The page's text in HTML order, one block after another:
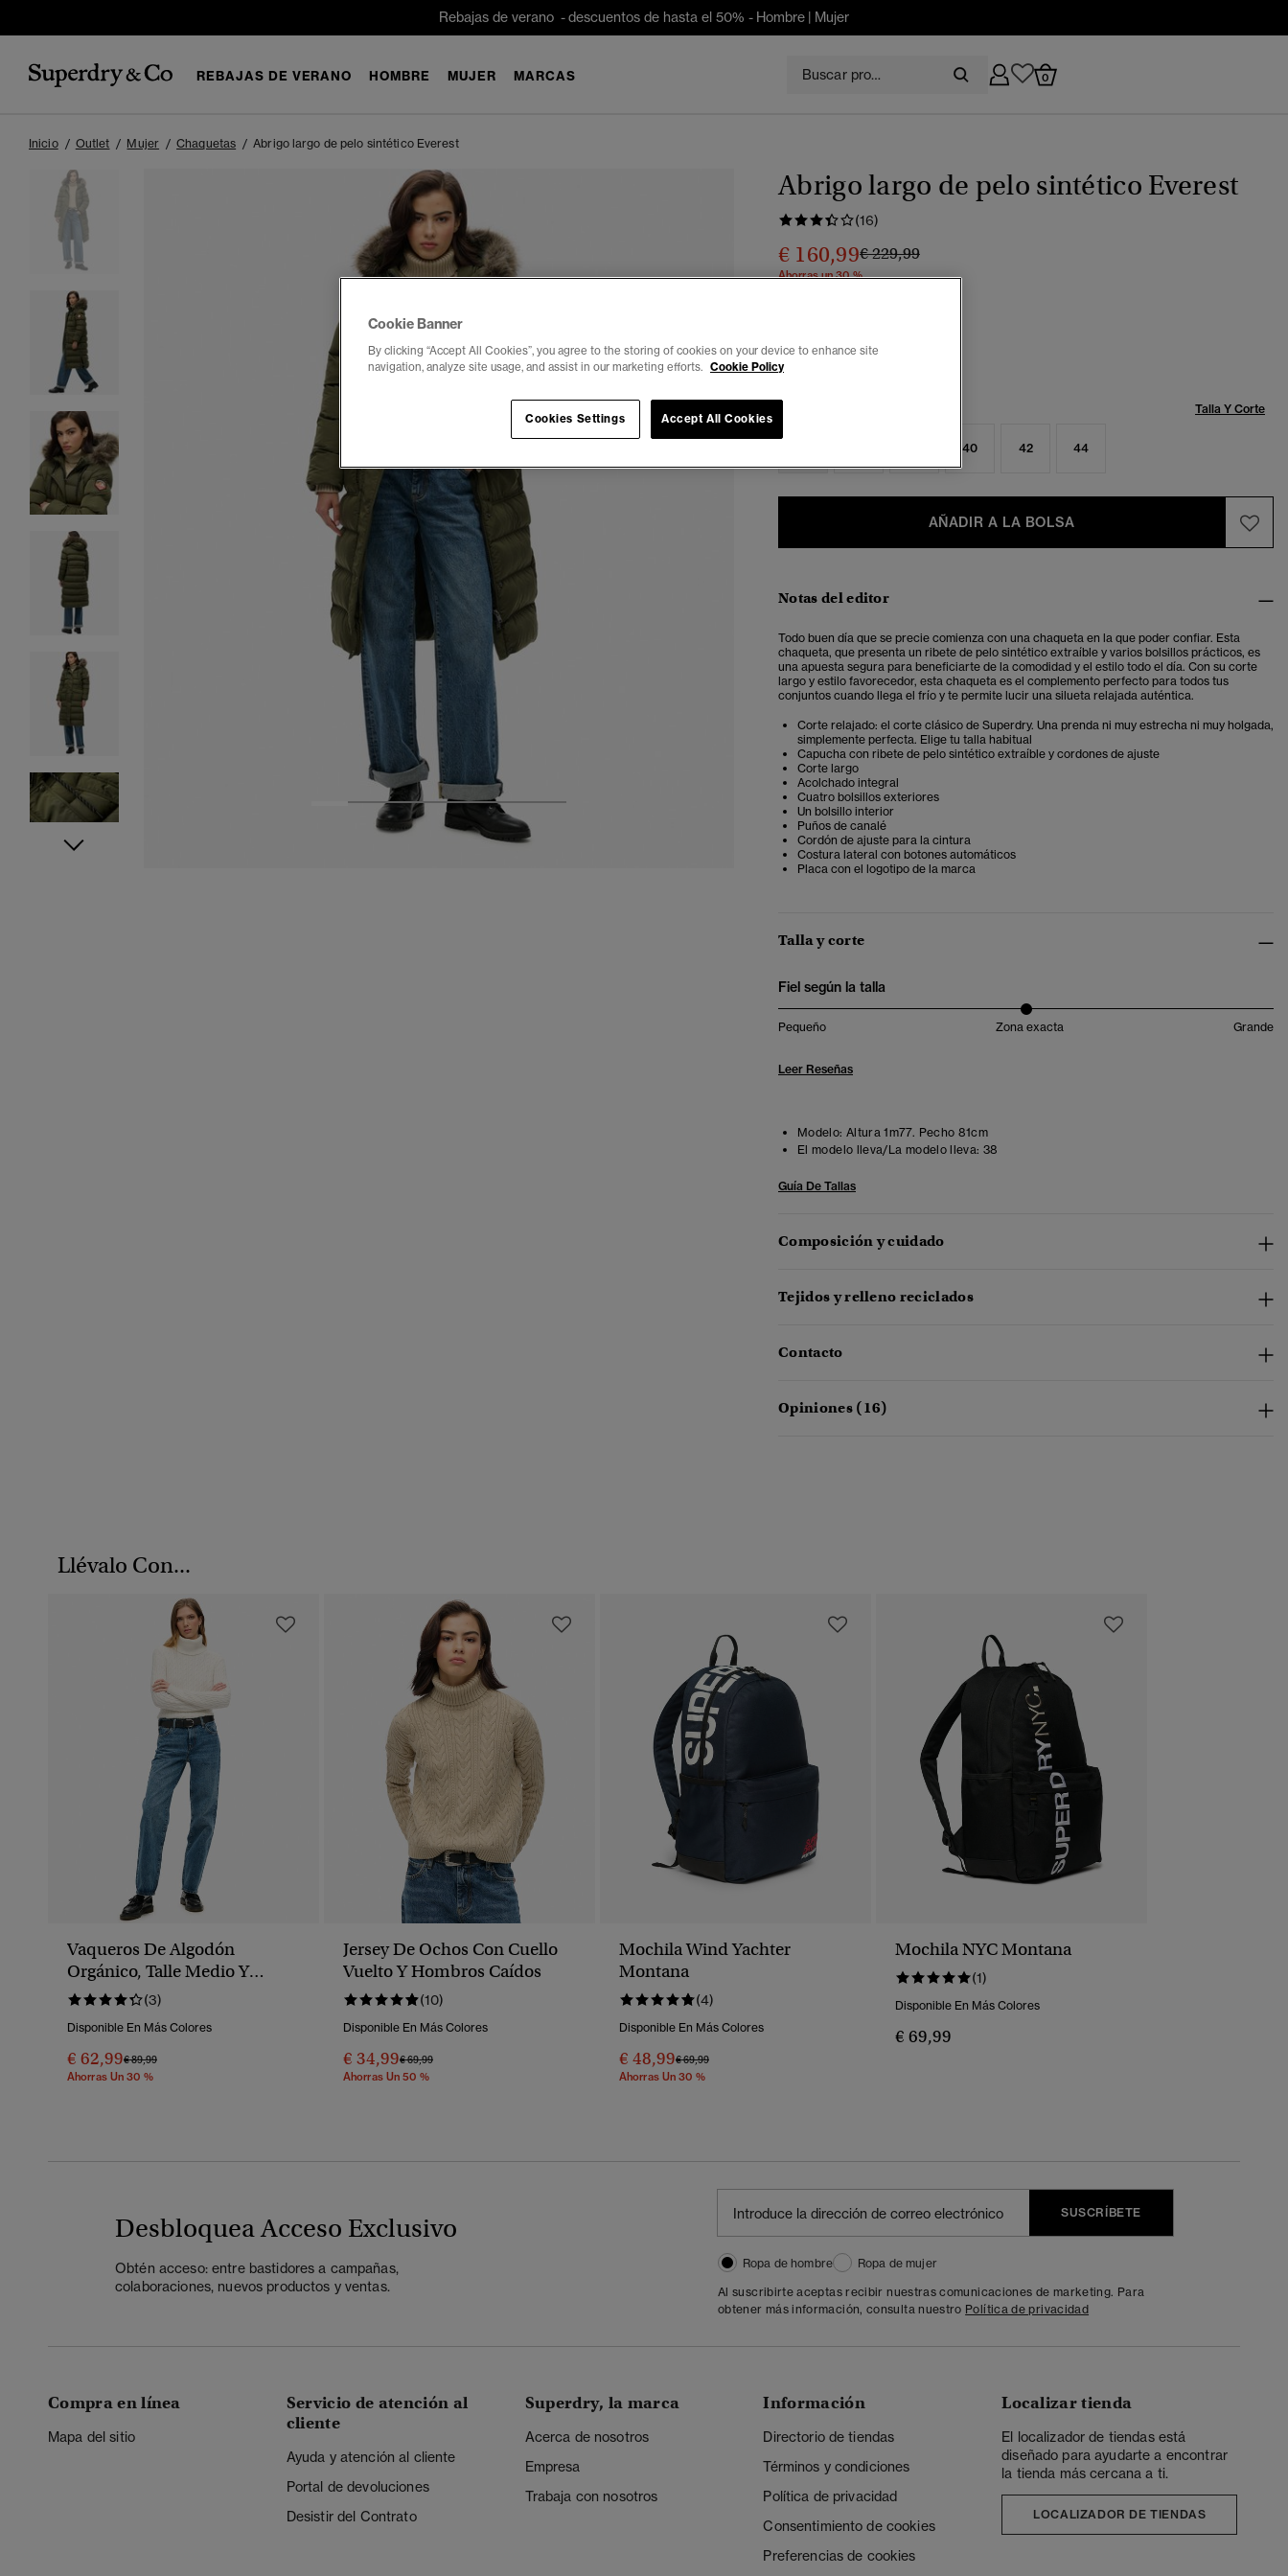
Rebajas de verano - descuentos de hasta el 50% - Hombre | Mujer
REBAJAS DE VERANO HOMBRE MUJER MARCAS 0
Inicio Outlet Mujer Chaquetas Abrigo largo de pelo sintético Everest
6
Abrigo largo de pelo sintético Everest
(16)
€ 160,99Precio rebajado de
€ 229,99a
Ahorras un 30 %
Seleccionar Talla: Talla Y Corte
40 42 44
AÑADIR A LA BOLSA
Notas del editor
Todo buen día que se precie comienza con una chaqueta en la que poder confiar. Esta
chaqueta, que presenta un ribete de pelo sintético extraíble y varios bolsillos prácticos, es
una apuesta segura para beneficiarte de la comodidad y el estilo todo el día. Con su corte
largo y estilo favorecedor, esta chaqueta es el complemento perfecto para todos tus
conjuntos cuando llega el frío y te permite lucir una silueta relajada auténtica.
Corte relajado: el corte clásico de Superdry. Una prenda ni muy estrecha ni muy holgada,
simplemente perfecta. Elige tu talla habitual
Capucha con ribete de pelo sintético extraíble y cordones de ajuste
Corte largo
Acolchado integral
Cuatro bolsillos exteriores
Un bolsillo interior
Puños de canalé
Cordón de ajuste para la cintura
Costura lateral con botones automáticos
Placa con el logotipo de la marca
Talla y corte
Fiel según la talla
Pequeño Zona exacta Grande
Leer Reseñas
Modelo: Altura 1m77. Pecho 81cm
El modelo lleva/La modelo lleva: 38
Guía De Tallas
Composición y cuidado
Tejidos y relleno reciclados
Contacto
Opiniones (16)
Llévalo Con...
Vaqueros De Algodón
Orgánico, Talle Medio Y
Pernera Ancha
(3)
Disponible En Más Colores
€ 62,99Precio Rebajado De
€ 89,99A
Ahorras Un 30 %
Jersey De Ochos Con Cuello
Vuelto Y Hombros Caídos
(10)
Disponible En Más Colores
€ 34,99Precio Rebajado De
€ 69,99A
Ahorras Un 50 %
Mochila Wind Yachter
Montana
(4)
Disponible En Más Colores
€ 48,99Precio Rebajado De
€ 69,99A
Ahorras Un 30 %
Mochila NYC Montana
(1)
Disponible En Más Colores
€ 69,99
Desbloquea Acceso Exclusivo
Obtén acceso: entre bastidores a campañas,
colaboraciones, nuevos productos y ventas.
SUSCRÍBETE
Ropa de hombre
Ropa de mujer
Al suscribirte aceptas recibir nuestras comunicaciones de marketing. Para
obtener más información, consulta nuestro Política de privacidad
Compra en línea
Mapa del sitio
Servicio de atención al
cliente
Ayuda y atención al cliente
Portal de devoluciones
Desistir del Contrato
Superdry, la marca
Acerca de nosotros
Empresa
Trabaja con nosotros
Información
Directorio de tiendas
Términos y condiciones
Política de privacidad
Consentimiento de cookies
Preferencias de cookies
Localizar tienda
El localizador de tiendas está
diseñado para ayudarte a encontrar
la tienda más cercana a ti.
LOCALIZADOR DE TIENDAS
Cookie Banner
By clicking “Accept All Cookies”, you agree to the storing of cookies on your device to enhance site
navigation, analyze site usage, and assist in our marketing efforts. Cookie Policy
Accept All Cookies
Cookies Settings